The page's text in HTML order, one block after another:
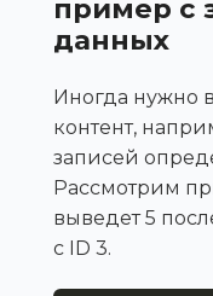
пример с
данных
Иногда нужно
контент,
записей
Рассмотрим
выведет 5
с ID 3.